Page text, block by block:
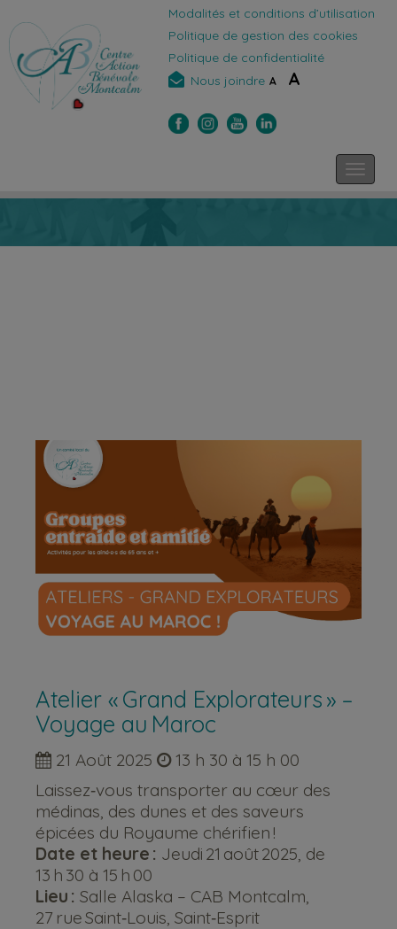
Modalités et conditions d’utilisation
Politique de gestion des cookies
Politique de confidentialité
Nous joindre A A
Atelier « Grand Explorateurs » –
Voyage au Maroc
21 Août 2025
13 h 30 à 15 h 00
Laissez‑vous transporter au cœur des
médinas, des dunes et des saveurs
épicées du Royaume chérifien !
Date et heure : Jeudi 21 août 2025, de
13 h 30 à 15 h 00
Lieu : Salle Alaska – CAB Montcalm,
27 rue Saint‑Louis, Saint‑Esprit